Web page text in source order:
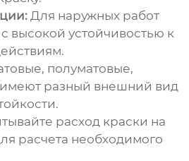
Для наружных работ
высокой устойчивостью к
полуматовые,
разный внешний вид
расход краски на
расчета необходимого